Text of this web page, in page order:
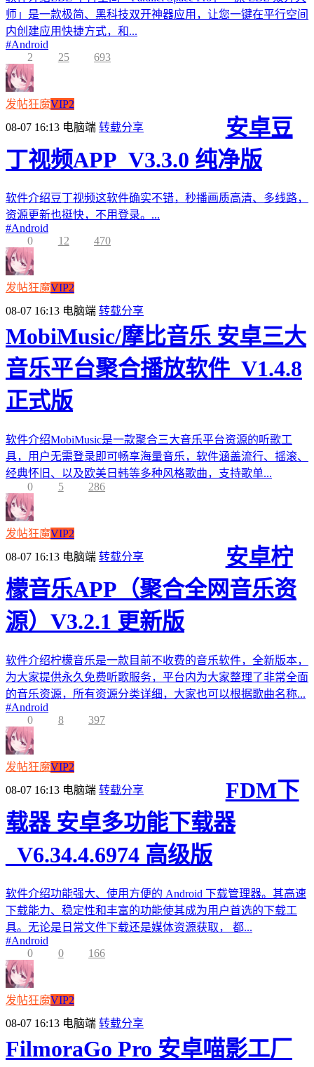
师」是一款极简、黑科技双开神器应用，让您一键在平行空间
内创建应用快捷方式，和...
#Android
2
25 693
发帖狂魔VIP2
08-07 16:13 电脑端 转载分享
安卓豆
丁视频APP_V3.3.0 纯净版
软件介绍豆丁视频这软件确实不错，秒播画质高清、多线路，
资源更新也挺快，不用登录。...
#Android
0
12 470
发帖狂魔VIP2
08-07 16:13 电脑端 转载分享
MobiMusic/摩比音乐 安卓三大
音乐平台聚合播放软件_V1.4.8
正式版
软件介绍MobiMusic是一款聚合三大音乐平台资源的听歌工
具，用户无需登录即可畅享海量音乐，软件涵盖流行、摇滚、
经典怀旧、以及欧美日韩等多种风格歌曲，支持歌单...
0
5 286
发帖狂魔VIP2
08-07 16:13 电脑端 转载分享
安卓柠
檬音乐APP（聚合全网音乐资
源）V3.2.1 更新版
软件介绍柠檬音乐是一款目前不收费的音乐软件，全新版本，
为大家提供永久免费听歌服务，平台内为大家整理了非常全面
的音乐资源，所有资源分类详细，大家也可以根据歌曲名称...
#Android
0
8 397
发帖狂魔VIP2
08-07 16:13 电脑端 转载分享
FDM下
载器 安卓多功能下载器
_V6.34.4.6974 高级版
软件介绍功能强大、使用方便的 Android 下载管理器。其高速
下载能力、稳定性和丰富的功能使其成为用户首选的下载工
具。无论是日常文件下载还是媒体资源获取， 都...
#Android
0
0 166
发帖狂魔VIP2
08-07 16:13 电脑端 转载分享
FilmoraGo Pro 安卓喵影工厂